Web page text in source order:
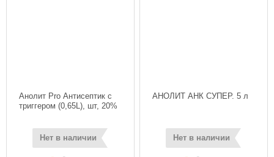
Анолит Pro Антисептик с
триггером (0,65L), шт, 20%
Нет в наличии
АНОЛИТ АНК СУПЕР. 5 л
Нет в наличии